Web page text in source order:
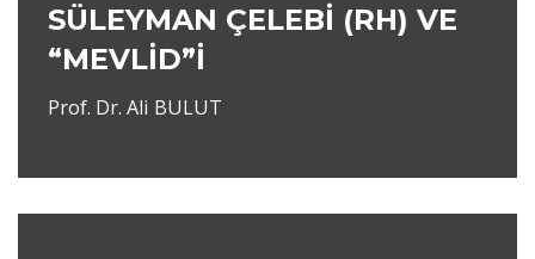
SÜLEYMAN ÇELEBİ (RH) VE
“MEVLİD”İ
Prof. Dr. Ali BULUT